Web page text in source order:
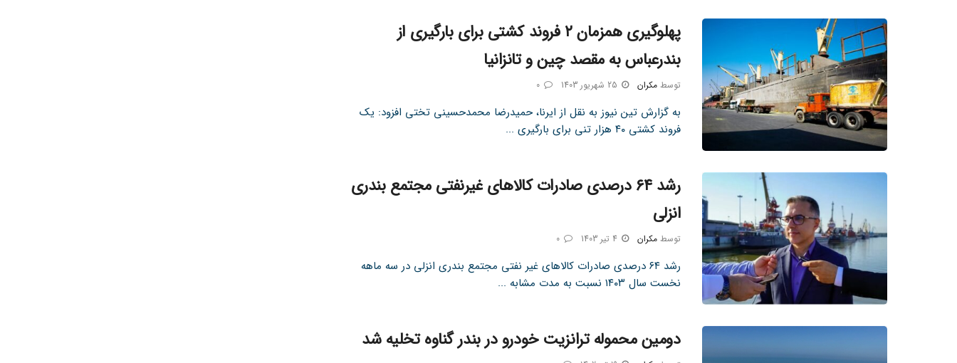
پهلوگیری همزمان ۲ فروند کشتی برای بارگیری از
بندرعباس به مقصد چین و تانزانیا
توسط مکران 0
به گزارش تین نیوز به نقل از ایرنا، حمیدرضا محمدحسینی تختی افزود: یک
فروند کشتی ۴۰ هزار تنی برای بارگیری ...
رشد ۶۴ درصدی صادرات کالاهای غیرنفتی مجتمع بندری
انزلی
توسط مکران 4 تیر 1403 0
رشد ۶۴ درصدی صادرات کالاهای غیر نفتی مجتمع بندری انزلی در سه ماهه
نخست سال ۱۴۰۳ نسبت به مدت مشابه ...
دومین محموله ترانزیت خودرو در بندر گناوه تخلیه شد